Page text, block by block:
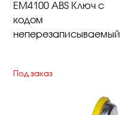
EM4100 ABS Ключ с
кодом
неперезаписываемый
Под заказ